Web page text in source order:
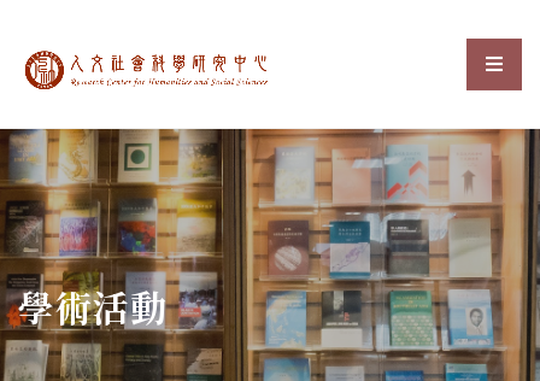
中央研究院人文社會科選
:::
學術活動